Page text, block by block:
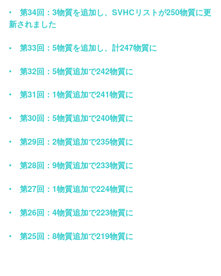
• 第34回： 3物質を追加し、 SVHCリストが250物質に更
新されました
• 第33回： 5物質を追加し、計247物質に
• 第32回： 5物質追加で242物質に
• 第31回： 1物質追加で241物質に
• 第30回： 5物質追加で240物質に
• 第29回： 2物質追加で235物質に
• 第28回： 9物質追加で233物質に
• 第27回： 1物質追加で224物質に
• 第26回： 4物質追加で223物質に
• 第25回： 8物質追加で219物質に